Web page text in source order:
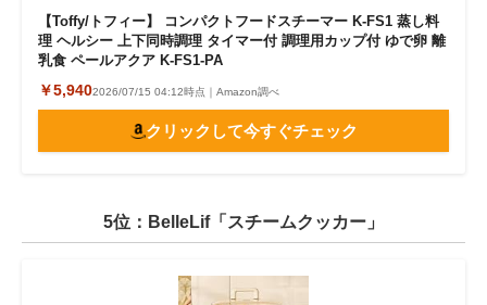
【Toffy/トフィー】 コンパクトフードスチーマー K-FS1 蒸し料
理 ヘルシー 上下同時調理 タイマー付 調理用カップ付 ゆで卵 離
乳食 ペールアクア K-FS1-PA
￥5,9402026/07/15 04:12時点｜Amazon調べ
クリックして今すぐチェック
5位：BelleLif「スチームクッカー」